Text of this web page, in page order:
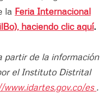
la Feria Internacional
haciendo clic aquí.
partir de la información
el Instituto Distrital
www.idartes.gov.co/es .